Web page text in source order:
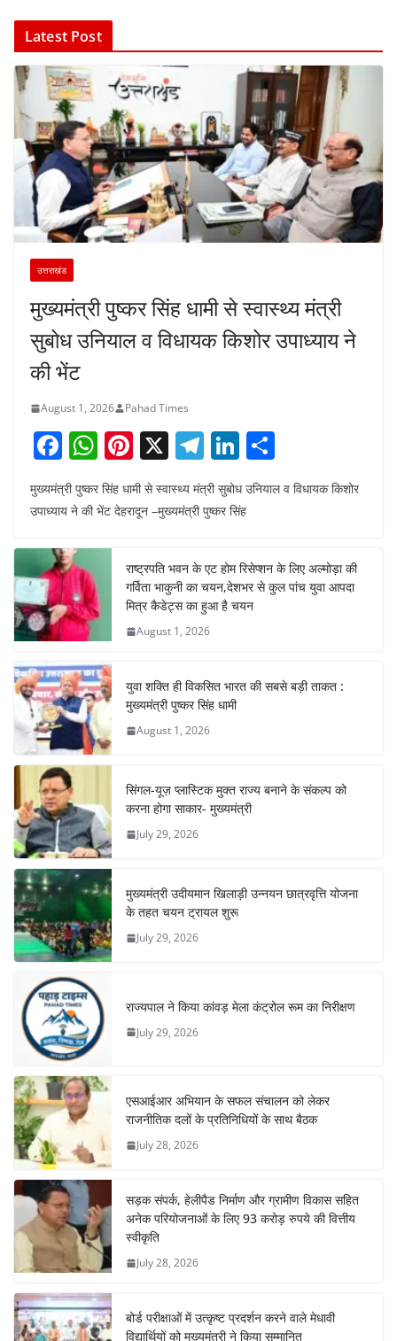
Latest Post
उत्तराखंड
मुख्यमंत्री पुष्कर सिंह धामी से स्वास्थ्य मंत्री
सुबोध उनियाल व विधायक किशोर उपाध्याय ने
की भेंट
August 1, 2026 Pahad Times
F
a
c
b
o
o
k
W
h
at
A
p
p
Pi
nt
er
e
st
X T
el
e
gr
a
m
Li
n
k
dI
n
ar
मुख्यमंत्री पुष्कर सिंह धामी से स्वास्थ्य मंत्री सुबोध उनियाल व विधायक किशोर
उपाध्याय ने की भेंट देहरादून –मुख्यमंत्री पुष्कर सिंह
राष्ट्रपति भवन के एट होम रिसेप्शन के लिए अल्मोड़ा की
गर्विता भाकुनी का चयन,देशभर से कुल पांच युवा आपदा
मित्र कैडेट्स का हुआ है चयन
August 1, 2026
युवा शक्ति ही विकसित भारत की सबसे बड़ी ताकत :
मुख्यमंत्री पुष्कर सिंह धामी
August 1, 2026
सिंगल-यूज़ प्लास्टिक मुक्त राज्य बनाने के संकल्प को
करना होगा साकार- मुख्यमंत्री
July 29, 2026
मुख्यमंत्री उदीयमान खिलाड़ी उन्नयन छात्रवृत्ति योजना
के तहत चयन ट्रायल शुरू
July 29, 2026
राज्यपाल ने किया कांवड़ मेला कंट्रोल रूम का निरीक्षण
July 29, 2026
एसआईआर अभियान के सफल संचालन को लेकर
राजनीतिक दलों के प्रतिनिधियों के साथ बैठक
July 28, 2026
सड़क संपर्क, हेलीपैड निर्माण और ग्रामीण विकास सहित
अनेक परियोजनाओं के लिए 93 करोड़ रुपये की वित्तीय
स्वीकृति
July 28, 2026
बोर्ड परीक्षाओं में उत्कृष्ट प्रदर्शन करने वाले मेधावी
विद्यार्थियों को मुख्यमंत्री ने किया सम्मानित